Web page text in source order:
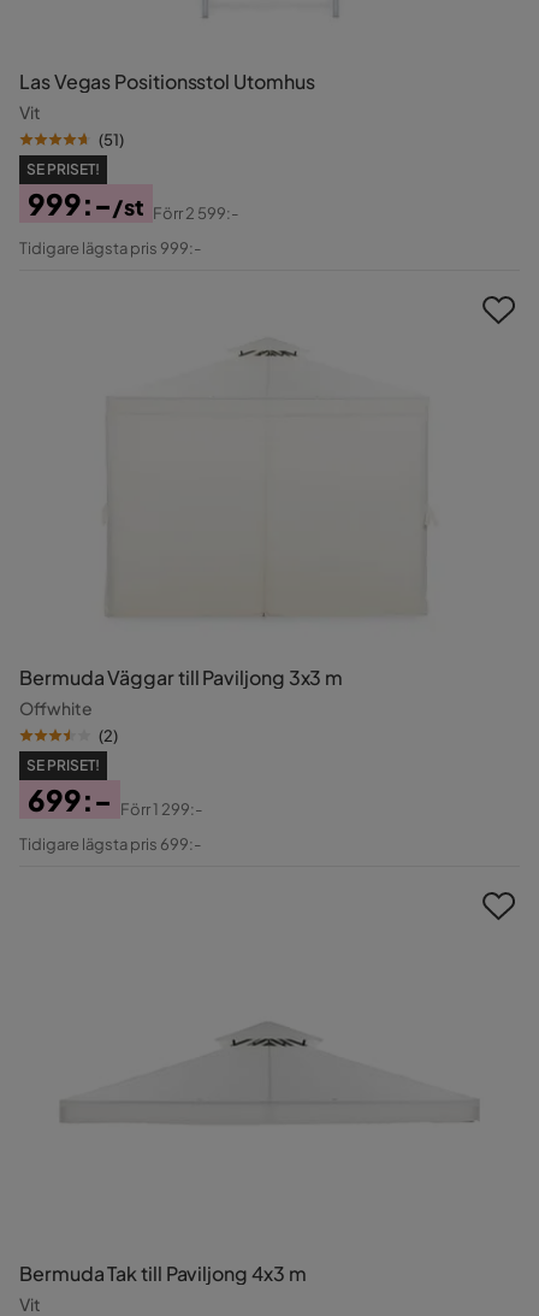
Las Vegas Positionsstol Utomhus
Vit
(51)
SE PRISET!
Pris
999:-/st
Original
Förr2 599:-
Tidigare lägsta pris 999:-
Bermuda Väggar till Paviljong 3x3 m
Offwhite
(2)
SE PRISET!
Pris
699:-
Original
Förr1 299:-
Tidigare lägsta pris 699:-
Bermuda Tak till Paviljong 4x3 m
Vit